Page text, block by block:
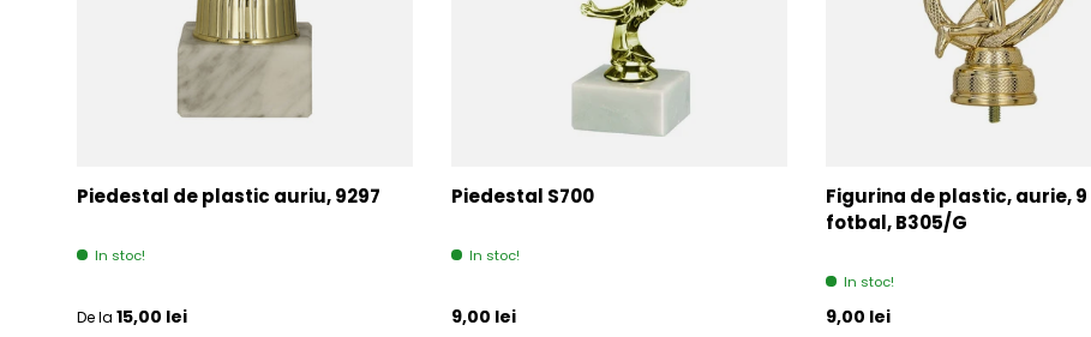
Piedestal de plastic auriu, 9297
In stoc!
Pret initial
De la 15,00 lei
Piedestal S700
In stoc!
Pret initial
9,00 lei
Figurina de plastic, aurie,
fotbal, B305/G
In stoc!
Pret initial
9,00 lei